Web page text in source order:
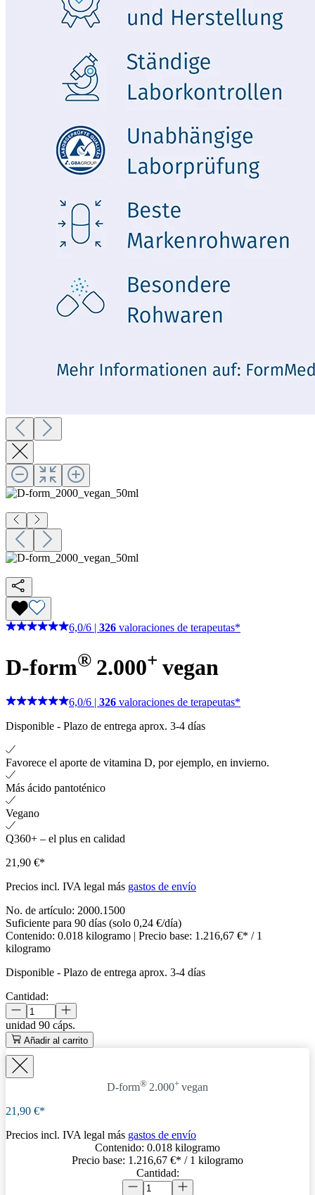
6,0/6 326 valoraciones de terapeutas*
D-form® 2.000+ vegan
6,0/6 | 326 valoraciones de terapeutas*
Disponible - Plazo de entrega aprox. 3-4 días
Favorece el aporte de vitamina D, por ejemplo, en invierno.
Más ácido pantoténico
Vegano
Q360+ – el plus en calidad
21,90 €*
Precios incl. IVA legal más gastos de envío
No. de artículo: 2000.1500
Suficiente para 90 días (solo 0,24 €/día)
Contenido: 0.018 kilogramo | Precio base: 1.216,67 €* / 1
kilogramo
Disponible - Plazo de entrega aprox. 3-4 días
Cantidad:
unidad 90 cáps.
Añadir al carrito
D-form® 2.000+ vegan
21,90 €*
Precios incl. IVA legal más gastos de envío
Contenido: 0.018 kilogramo
Precio base: 1.216,67 €* / 1 kilogramo
Cantidad: